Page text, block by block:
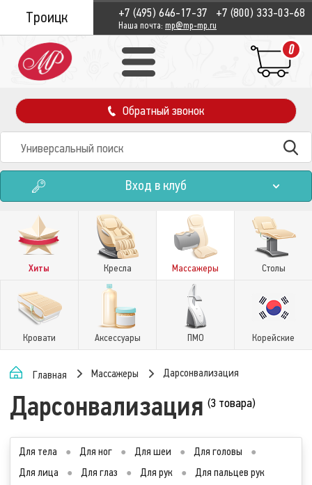
Троицк +7 (495) 646-17-37 +7 (800) 333-03-68
Наша почта: mp@mp-mp.ru
0
Обратный звонок
Вход в клуб
Хиты Кресла Массажеры Столы
Кровати Аксессуары ПМО Корейские
Главная Массажеры Дарсонвализация
Дарсонвализация (3 товара)
Для тела ● Для ног ● Для шеи ● Для головы
●
Для лица
● Для глаз ● Для рук ● Для пальцев рук